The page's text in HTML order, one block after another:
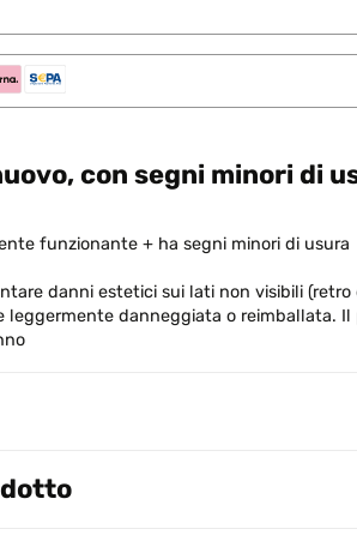
con segni minori di
funzionante + ha segni minori di usura
danni estetici sui lati non visibili (retro
leggermente danneggiata o reimballata.